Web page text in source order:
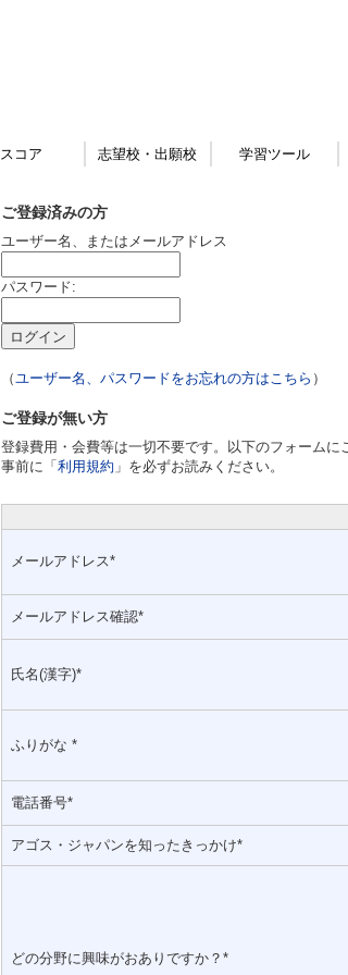
スコア 志望校・出願校 学習ツール
ご登録済みの方
ユーザー名、またはメールアドレス
パスワード:
（ユーザー名、パスワードをお忘れの方はこちら ）
ご登録が無い方
登録費用・会費等は一切不要です。以下のフォームに
事前に「 利用規約 」を必ずお読みください。
メールアドレス*
メールアドレス確認*
氏名(漢字)*
ふりがな *
電話番号*
アゴス・ジャパンを知ったきっかけ*
どの分野に興味がおありですか？*